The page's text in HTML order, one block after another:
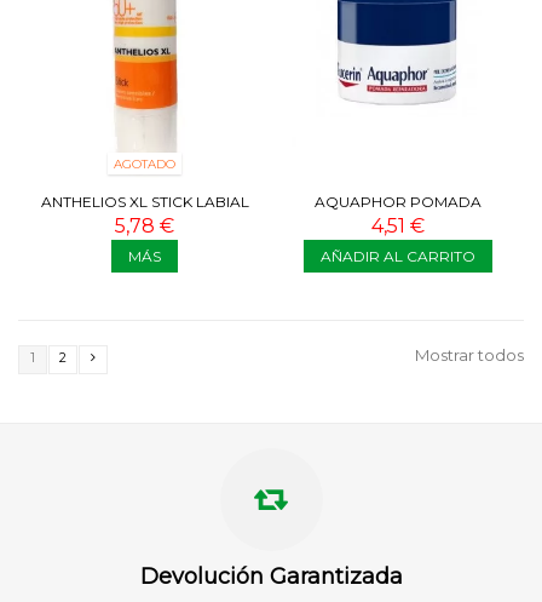
AGOTADO
ANTHELIOS XL STICK LABIAL
SPF 50+ 4,7 ML
5,78 €
MÁS
AQUAPHOR POMADA
REPARADORA 7G
4,51 €
AÑADIR AL CARRITO
Mostrar todos
1 2
Devolución Garantizada